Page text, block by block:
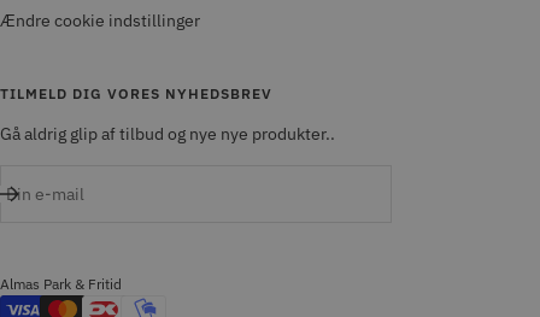
Ændre cookie indstillinger
TILMELD DIG VORES NYHEDSBREV
Gå aldrig glip af tilbud og nye nye produkter..
Din e-mail
Almas Park & Fritid